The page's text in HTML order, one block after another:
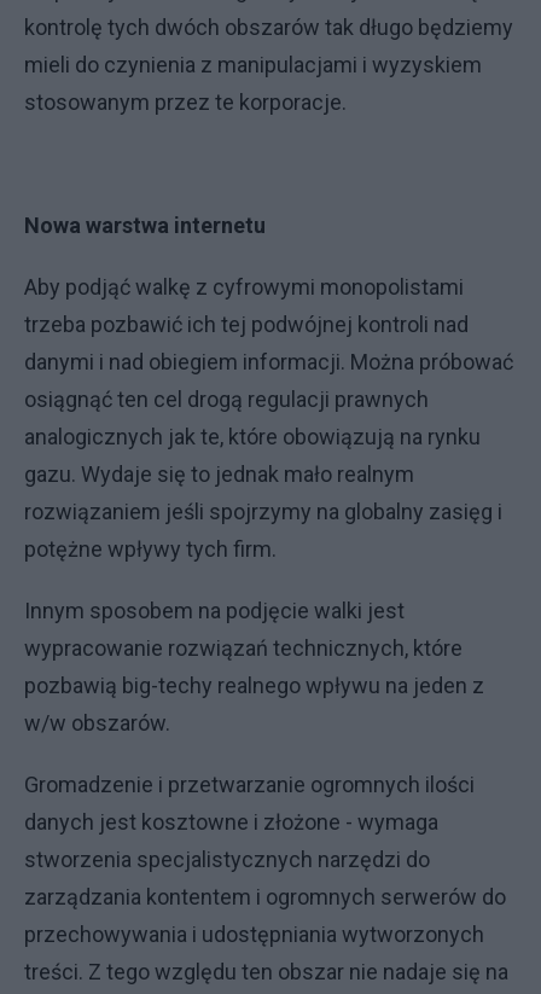
kontrolę tych dwóch obszarów tak długo będziemy
mieli do czynienia z manipulacjami i wyzyskiem
stosowanym przez te korporacje.
Nowa warstwa internetu
Aby podjąć walkę z cyfrowymi monopolistami
trzeba pozbawić ich tej podwójnej kontroli nad
danymi i nad obiegiem informacji. Można próbować
osiągnąć ten cel drogą regulacji prawnych
analogicznych jak te, które obowiązują na rynku
gazu. Wydaje się to jednak mało realnym
rozwiązaniem jeśli spojrzymy na globalny zasięg i
potężne wpływy tych firm.
Innym sposobem na podjęcie walki jest
wypracowanie rozwiązań technicznych, które
pozbawią big-techy realnego wpływu na jeden z
w/w obszarów.
Gromadzenie i przetwarzanie ogromnych ilości
danych jest kosztowne i złożone - wymaga
stworzenia specjalistycznych narzędzi do
zarządzania kontentem i ogromnych serwerów do
przechowywania i udostępniania wytworzonych
treści. Z tego względu ten obszar nie nadaje się na